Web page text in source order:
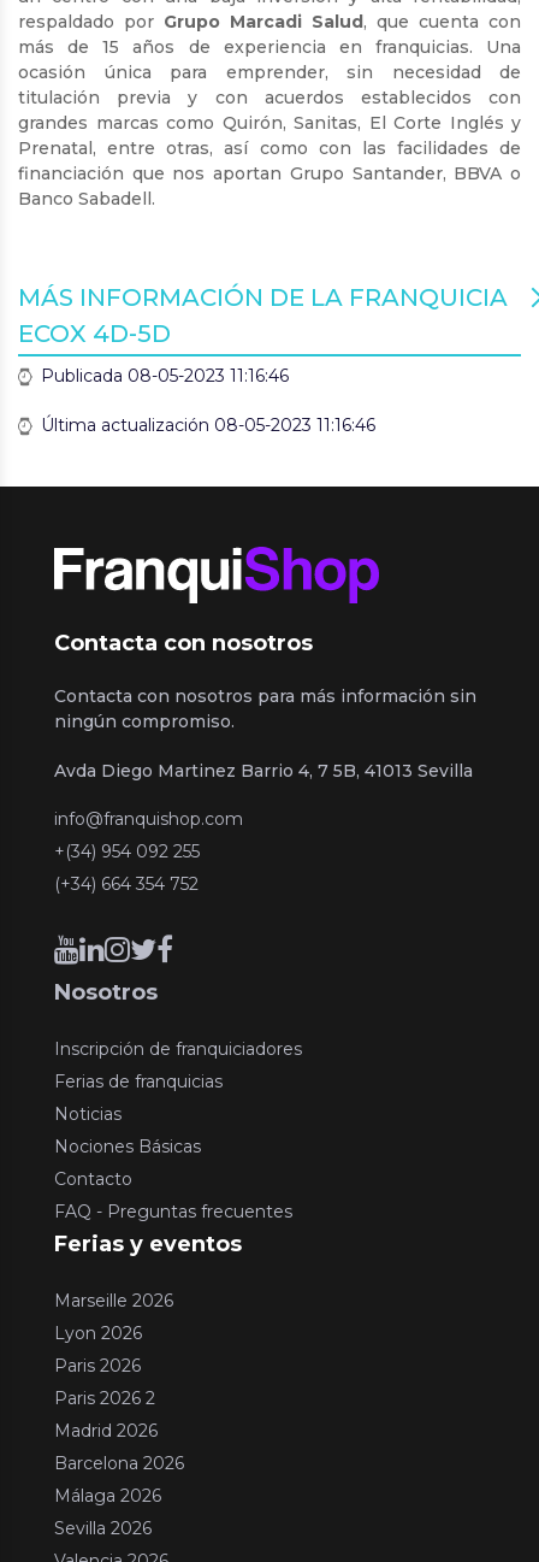
respaldado por Grupo Marcadi Salud, que cuenta con
más de 15 años de experiencia en franquicias. Una
ocasión única para emprender, sin necesidad de
titulación previa y con acuerdos establecidos con
grandes marcas como Quirón, Sanitas, El Corte Inglés y
Prenatal, entre otras, así como con las facilidades de
financiación que nos aportan Grupo Santander, BBVA o
Banco Sabadell.
MÁS INFORMACIÓN DE LA FRANQUICIA
ECOX 4D-5D
Publicada 08-05-2023 11:16:46
Última actualización 08-05-2023 11:16:46
Contacta con nosotros
Contacta con nosotros para más información sin
ningún compromiso.
Avda Diego Martinez Barrio 4, 7 5B, 41013 Sevilla
info@franquishop.com
+(34) 954 092 255
(+34) 664 354 752
Nosotros
Inscripción de franquiciadores
Ferias de franquicias
Noticias
Nociones Básicas
Contacto
FAQ - Preguntas frecuentes
Ferias y eventos
Marseille 2026
Lyon 2026
Paris 2026
Paris 2026 2
Madrid 2026
Barcelona 2026
Málaga 2026
Sevilla 2026